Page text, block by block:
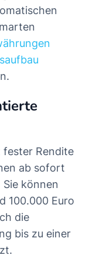
fester Rendite
ab sofort
können
100.000 Euro
die
bis zu einer